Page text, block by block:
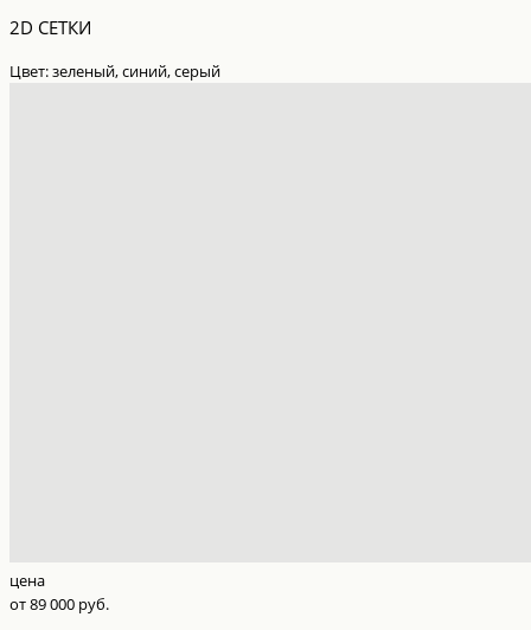
2D СЕТКИ
Цвет: зеленый, синий, серый
цена
от 89 000 руб.